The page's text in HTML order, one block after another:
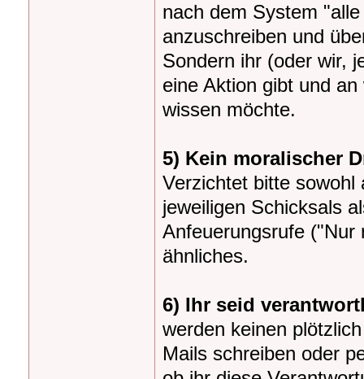
nach dem System
anzuschreiben und
Sondern ihr (oder wir,
eine Aktion gibt und
wissen möchte.
5) Kein moralischer
Verzichtet bitte sowohl
jeweiligen Schicksals
Anfeuerungsrufe
ähnliches.
6) Ihr seid
werden keinen
Mails schreiben oder